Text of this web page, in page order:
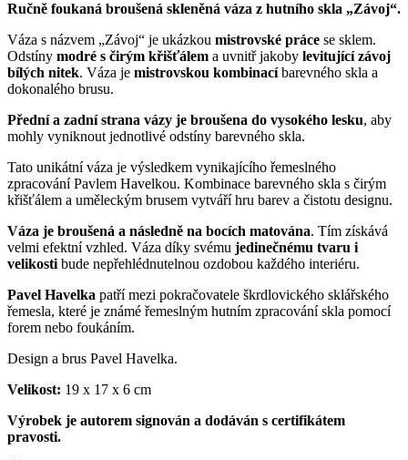
Ručně foukaná broušená skleněná váza z hutního skla „Závoj“.
Váza s názvem „Závoj“ je ukázkou mistrovské práce se sklem.
Odstíny modré s čirým křišťálem a uvnitř jakoby levitující závoj
bílých nitek. Váza je mistrovskou kombinacíbarevného skla a
dokonalého brusu.
Přední a zadní strana vázy je broušena do vysokého lesku, aby
mohly vyniknout jednotlivé odstíny barevného skla.
Tato unikátní váza je výsledkem vynikajícího řemeslného
zpracování Pavlem Havelkou. Kombinace barevného skla s čirým
křišťálem a uměleckým brusem vytváří hru barev a čistotu designu.
Váza je broušená a následně na bocích matována. Tím získává
velmi efektní vzhled. Váza díky svému jedinečnému tvaru i
velikosti bude nepřehlédnutelnou ozdobou každého interiéru.
Pavel Havelka patří mezi pokračovatele škrdlovického sklářského
řemesla, které je známé řemeslným hutním zpracování skla pomocí
forem nebo foukáním.
Design a brus Pavel Havelka.
Velikost: 19 x 17 x 6 cm
Výrobek je autorem signován a dodáván s certifikátem
pravosti.